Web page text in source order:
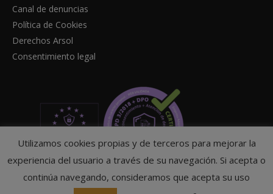
Canal de denuncias
Política de Cookies
Derechos Arsol
Consentimiento legal
Utilizamos cookies propias y de terceros para mejorar la
experiencia del usuario a través de su navegación. Si acepta o
continúa navegando, consideramos que acepta su uso